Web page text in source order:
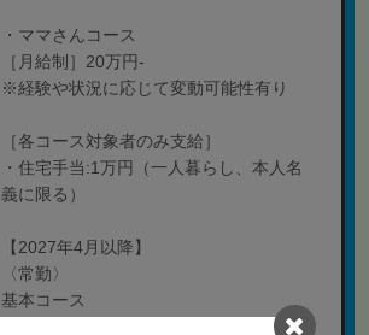
・ママさんコース
［月給制］20万円-
※経験や状況に応じて変動可能性有り
［各コース対象者のみ支給］
・住宅手当:1万円（一人暮らし、本人名
義に限る）
【2027年4月以降】
〈常勤〉
基本コース